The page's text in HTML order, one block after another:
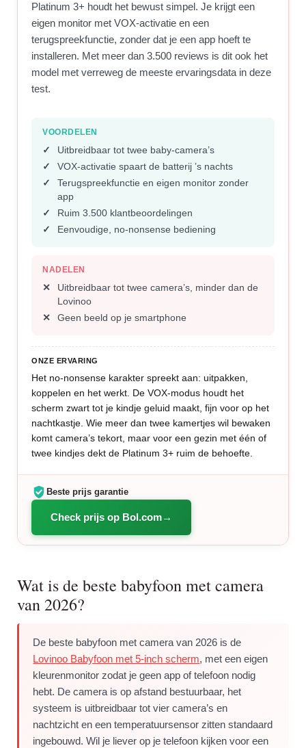
Platinum 3+ houdt het bewust simpel. Je krijgt een
eigen monitor met VOX-activatie en een
terugspreekfunctie, zonder dat je een app hoeft te
installeren. Met meer dan 3.500 reviews is dit ook het
model met verreweg de meeste ervaringsdata in deze
test.
VOORDELEN
Uitbreidbaar tot twee baby-camera’s
VOX-activatie spaart de batterij ’s nachts
Terugspreekfunctie en eigen monitor zonder
app
Ruim 3.500 klantbeoordelingen
Eenvoudige, no-nonsense bediening
NADELEN
Uitbreidbaar tot twee camera’s, minder dan de
Lovinoo
Geen beeld op je smartphone
ONZE ERVARING
Het no-nonsense karakter spreekt aan: uitpakken,
koppelen en het werkt. De VOX-modus houdt het
scherm zwart tot je kindje geluid maakt, fijn voor op het
nachtkastje. Wie meer dan twee kamertjes wil bewaken
komt camera’s tekort, maar voor een gezin met één of
twee kindjes dekt de Platinum 3+ ruim de behoefte.
Beste prijs garantie
Check prijs op Bol.com
Wat is de beste babyfoon met camera
van 2026?
De beste babyfoon met camera van 2026 is de
Lovinoo Babyfoon met 5-inch scherm, met een eigen
kleurenmonitor zodat je geen app of telefoon nodig
hebt. De camera is op afstand bestuurbaar, het
systeem is uitbreidbaar tot vier camera’s en
nachtzicht en een temperatuursensor zitten standaard
ingebouwd. Wil je liever op je telefoon kijken voor een